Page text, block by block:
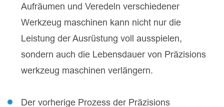
Aufräumen und Veredeln verschiedener
Werkzeug maschinen kann nicht nur die
Leistung der Ausrüstung voll ausspielen,
sondern auch die Lebensdauer von Präzisions
werkzeug maschinen verlängern.
Der vorherige Prozess der Präzisions